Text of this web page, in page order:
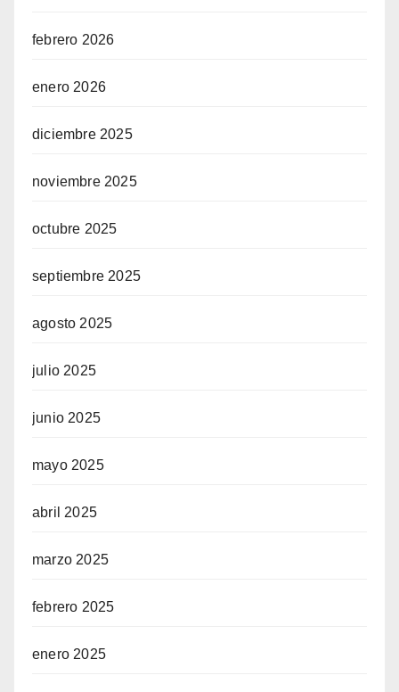
febrero 2026
enero 2026
diciembre 2025
noviembre 2025
octubre 2025
septiembre 2025
agosto 2025
julio 2025
junio 2025
mayo 2025
abril 2025
marzo 2025
febrero 2025
enero 2025